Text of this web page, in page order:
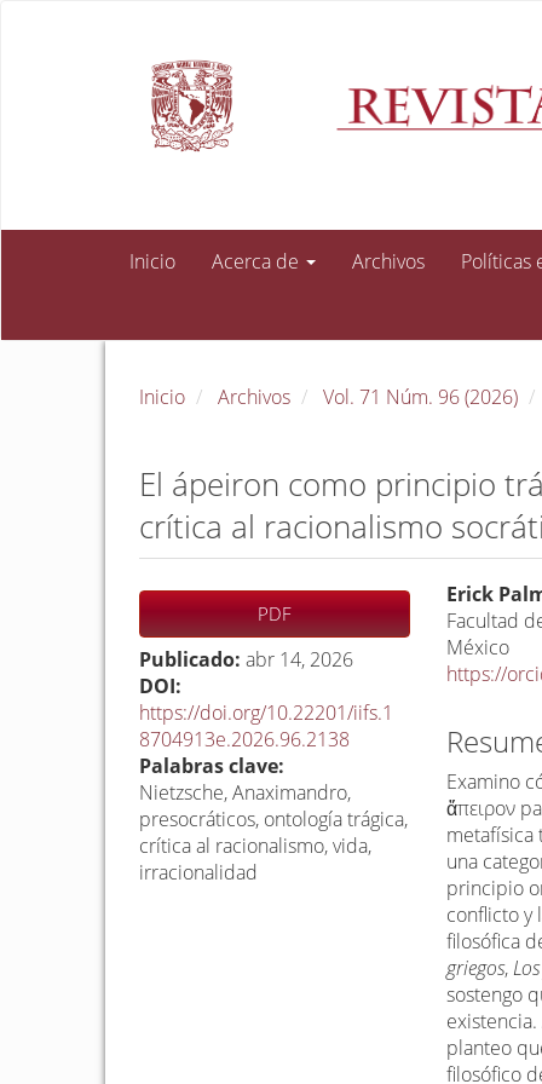
Inicio Acerca de Archivos Políticas
Inicio Archivos Vol. 71 Núm. 96 (2026)
El ápeiron como principio
crítica al racionalismo
Barra
lateral
del
artículo
PDF
Publicado: abr 14, 2026
DOI:
https://doi.org/10.22201/iifs.1
8704913e.2026.96.2138
Palabras clave:
Nietzsche, Anaximandro,
presocráticos, ontología trágica,
crítica al racionalismo, vida,
irracionalidad
C
o
n
t
n
i
d
o
p
r
i
n
c
i
p
Erick
Facultad
México
https://
Examino
ἄπειρον
metafísica
una
principio
conflicto y
filosófica
griegos,
sostengo
planteo
filosófico